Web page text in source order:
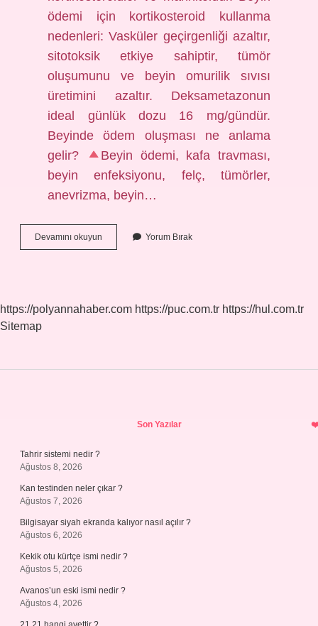
ödemi için kortikosteroid kullanma
nedenleri: Vasküler geçirgenliği azaltır,
sitotoksik etkiye sahiptir, tümör
oluşumunu ve beyin omurilik sıvısı
üretimini azaltır. Deksametazonun
ideal günlük dozu 16 mg/gündür.
Beyinde ödem oluşması ne anlama
gelir?
Beyin ödemi, kafa travması,
beyin enfeksiyonu, felç, tümörler,
anevrizma, beyin…
Devamını okuyun Beyinde
Oluşan
Yorum Bırak
https://polyannahaber.com https://puc.com.tr https://hul.com.tr
Sitemap
Son Yazılar
Tahrir sistemi nedir ?
Ağustos 8, 2026
Kan testinden neler çıkar ?
Ağustos 7, 2026
Bilgisayar siyah ekranda kalıyor nasıl açılır ?
Ağustos 6, 2026
Kekik otu kürtçe ismi nedir ?
Ağustos 5, 2026
Avanos’un eski ismi nedir ?
Ağustos 4, 2026